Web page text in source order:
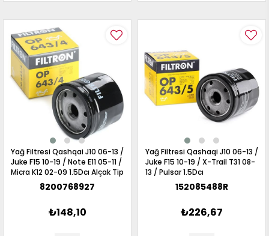
Yağ Filtresi Qashqai J10 06-13 /
Juke F15 10-19 / Note E11 05-11 /
Micra K12 02-09 1.5Dcı Alçak Tip
8200768927
₺148,10
Yağ Filtresi Qashaqi J10 06-13 /
Juke F15 10-19 / X-Trail T31 08-
13 / Pulsar 1.5Dcı
152085488R
₺226,67